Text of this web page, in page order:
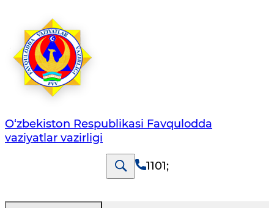
O‘zbеkistоn Rеspublikаsi Favqulodda
vaziyatlar vazirligi
1101;